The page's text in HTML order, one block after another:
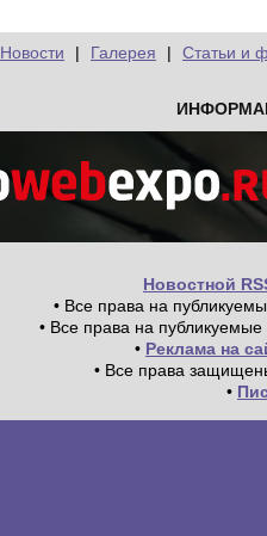
Новости | Галерея | Статьи и
Новостной
• Все права на
• Все права на
• Реклама на
• Все права
•